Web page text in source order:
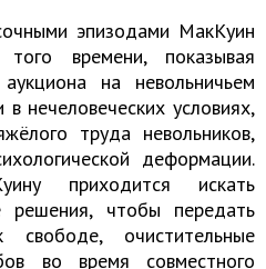
эпизодами МакКуин
времени, показывая
на невольничьем
нечеловеческих условиях,
труда невольников,
деформации.
приходится искать
решения, чтобы передать
очистительные
во время совместного